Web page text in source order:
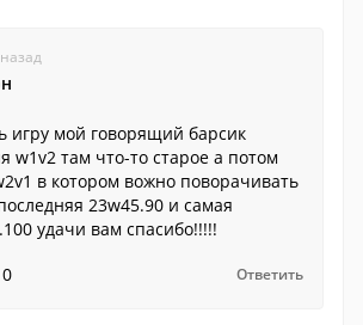
игру мой говорящий барсик
w1v2 там что-то старое а потом
в котором вожно поворачивать
23w45.90 и самая
удачи вам спасибо!!!!!
0 Ответить